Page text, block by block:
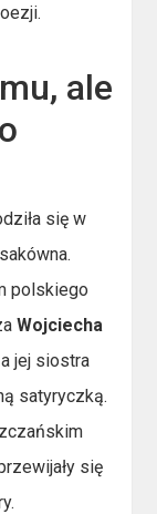
ale
się w
polskiego
Wojciecha
jej siostra
satyryczką.
się